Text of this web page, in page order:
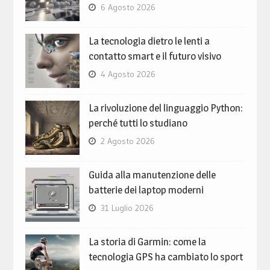
6 Agosto 2026
La tecnologia dietro le lenti a
contatto smart e il futuro visivo
4 Agosto 2026
La rivoluzione del linguaggio Python:
perché tutti lo studiano
2 Agosto 2026
Guida alla manutenzione delle
batterie dei laptop moderni
31 Luglio 2026
La storia di Garmin: come la
tecnologia GPS ha cambiato lo sport